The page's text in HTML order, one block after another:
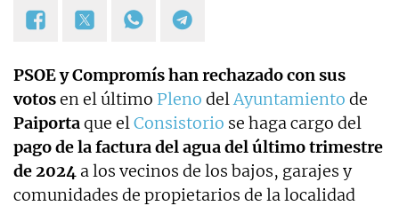
PSOE y Compromís han rechazado con sus
votosen el último Pleno delAyuntamiento de
Paiportaque elConsistorio se haga cargo del
pago de la factura del agua del último trimestre
de 2024 a los vecinos de los bajos, garajes y
comunidades de propietarios de la localidad